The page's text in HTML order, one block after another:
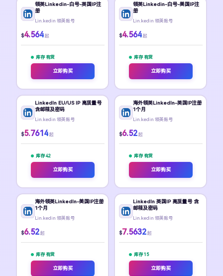
领英Linkedin-白号-英国IP注
册
Lin.kedin 领英账号
$4.564 起
库存 有货
立即购买
领英Linkedin-白号-美国IP注
册
Lin.kedin 领英账号
$4.564 起
库存 有货
立即购买
LinkedIn EU/US IP 高质量号
含邮箱及密码
Lin.kedin 领英账号
$5.7614 起
库存 42
立即购买
海外领英LinkedIn-英国IP注册
1个月
Lin.kedin 领英账号
$6.52 起
库存 有货
立即购买
海外领英LinkedIn-美国IP注册
1个月
Lin.kedin 领英账号
$6.52 起
库存 有货
立即购买
LinkedIn 英国IP 高质量号 含
邮箱及密码
Lin.kedin 领英账号
$7.5632 起
库存 15
立即购买